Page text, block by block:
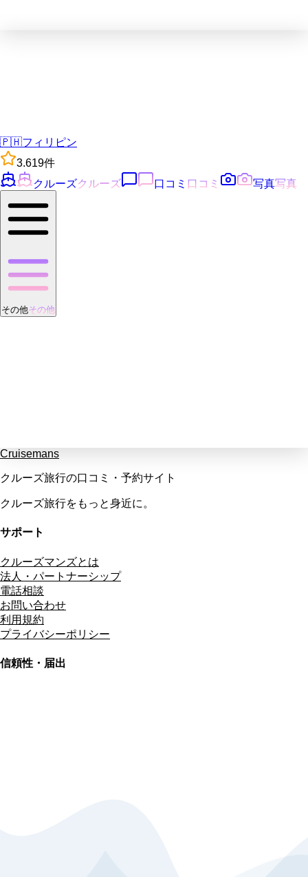
🇵🇭フィリピン
3.619件
クルーズクルーズ 口コミ 口コミ 写真写真
その他その他
Cruisemans
クルーズ旅行の口コミ・予約サイト
クルーズ旅行をもっと身近に。
サポート
クルーズマンズとは
法人・パートナーシップ
電話相談
お問い合わせ
利用規約
プライバシーポリシー
信頼性・届出